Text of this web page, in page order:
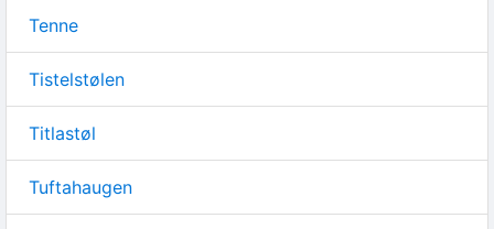
Tenne
Tistelstølen
Titlastøl
Tuftahaugen